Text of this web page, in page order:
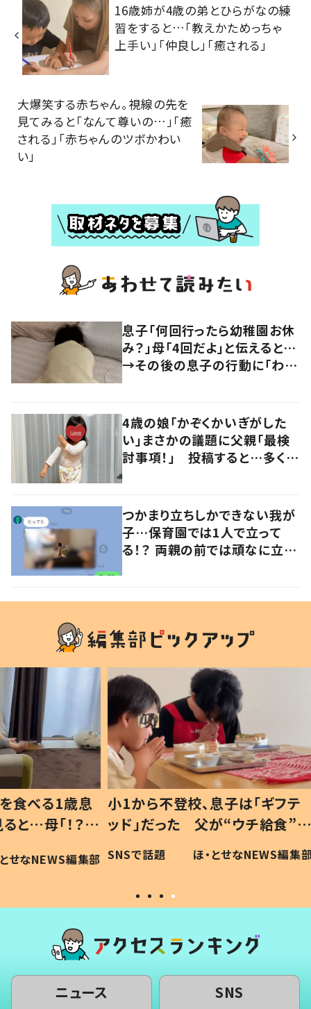
16歳姉が4歳の弟とひらがなの練
習をすると…「教えかためっちゃ
上手い」「仲良し」「癒される」
大爆笑する赤ちゃん。視線の先を
見てみると「なんて尊いの…」「癒
される」「赤ちゃんのツボかわい
い」
息子「何回行ったら幼稚園お休
み？」母「4回だよ」と伝えると…
→その後の息子の行動に「わか
4歳の娘「かぞくかいぎがした
い」まさかの議題に父親「最検
討事項！」 投稿すると…多くの
つかまり立ちしかできない我が
子…保育園では1人で立って
る！？ 両親の前では頑なに立た
歳息
？」
編集部
小1から不登校、息子は「ギフテ
ッド」だった 父が“ウチ給食”を
作り続ける理由とは #令和の親
#令和の子
SNSで話題 ほ・とせなNEWS編集部
ひ孫
が、抱
「涙
い」
ニュース SNS